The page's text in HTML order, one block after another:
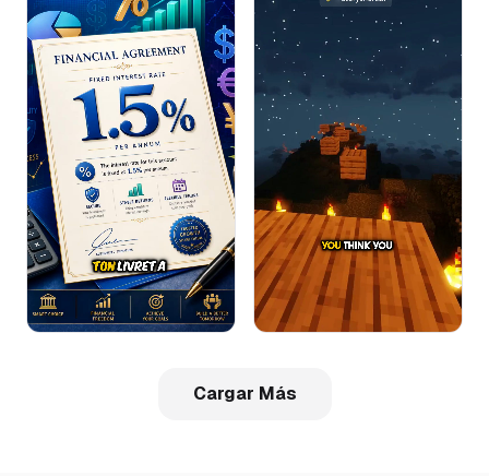
Cargar Más